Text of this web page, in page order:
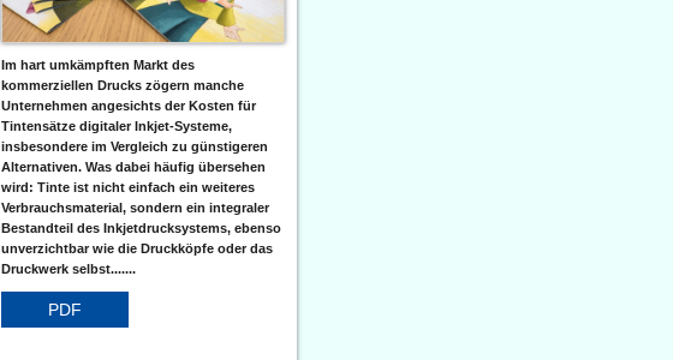
Im hart umkämpften Markt des
kommerziellen Drucks zögern manche
Unternehmen angesichts der Kosten für
Tintensätze digitaler Inkjet-Systeme,
insbesondere im Vergleich zu günstigeren
Alternativen. Was dabei häufig übersehen
wird: Tinte ist nicht einfach ein weiteres
Verbrauchsmaterial, sondern ein integraler
Bestandteil des Inkjetdrucksystems, ebenso
unverzichtbar wie die Druckköpfe oder das
Druckwerk selbst.......
PDF